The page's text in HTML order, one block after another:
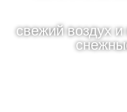
свежий воздух